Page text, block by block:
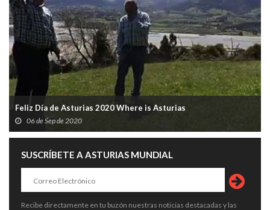
Feliz Día de Asturias 2020 Where is Asturias
06 de Sep de 2020
SUSCRÍBETE A ASTURIAS MUNDIAL
Recibe directamente en tu buzón nuestras noticias destacadas y las